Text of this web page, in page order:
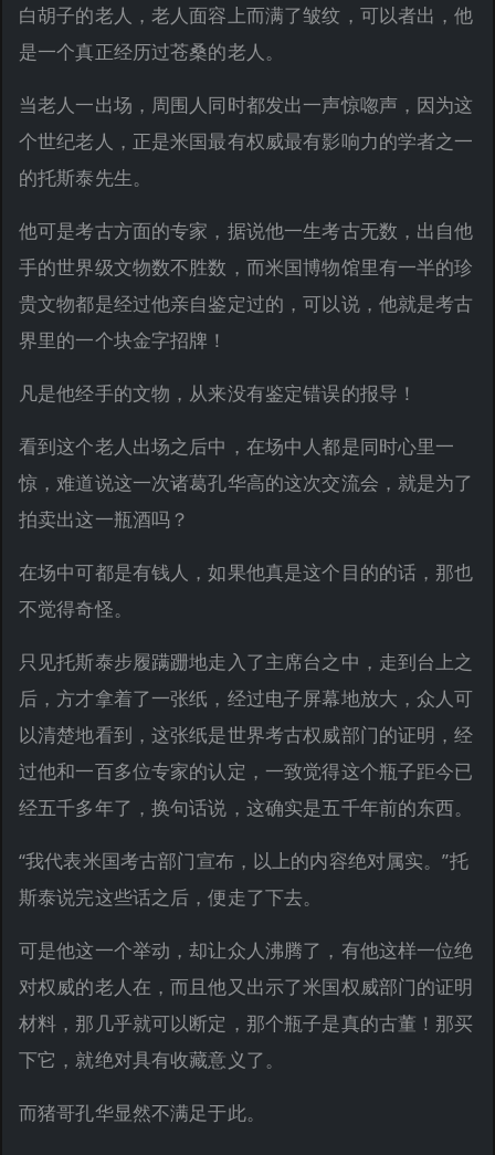
白胡子的老人，老人面容上而满了皱纹，可以者出，他
是一个真正经历过苍桑的老人。
当老人一出场，周围人同时都发出一声惊唿声，因为这
个世纪老人，正是米国最有权威最有影响力的学者之一
的托斯泰先生。
他可是考古方面的专家，据说他一生考古无数，出自他
手的世界级文物数不胜数，而米国博物馆里有一半的珍
贵文物都是经过他亲自鉴定过的，可以说，他就是考古
界里的一个块金字招牌！
凡是他经手的文物，从来没有鉴定错误的报导！
看到这个老人出场之后中，在场中人都是同时心里一
惊，难道说这一次诸葛孔华高的这次交流会，就是为了
拍卖出这一瓶酒吗？
在场中可都是有钱人，如果他真是这个目的的话，那也
不觉得奇怪。
只见托斯泰步履蹒跚地走入了主席台之中，走到台上之
后，方才拿着了一张纸，经过电子屏幕地放大，众人可
以清楚地看到，这张纸是世界考古权威部门的证明，经
过他和一百多位专家的认定，一致觉得这个瓶子距今已
经五千多年了，换句话说，这确实是五千年前的东西。
“我代表米国考古部门宣布，以上的内容绝对属实。”托
斯泰说完这些话之后，便走了下去。
可是他这一个举动，却让众人沸腾了，有他这样一位绝
对权威的老人在，而且他又出示了米国权威部门的证明
材料，那几乎就可以断定，那个瓶子是真的古董！那买
下它，就绝对具有收藏意义了。
而猪哥孔华显然不满足于此。